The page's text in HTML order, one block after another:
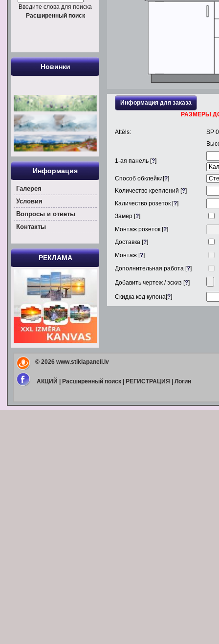
Информация для заказа
РАЗМЕРЫ
Attēls:
SP
1-ая панель [?]
Способ обклейки[?]
Kоличество креплений [?]
Каличество розеток [?]
Замер [?]
Монтаж розеток [?]
Доставка [?]
Монтаж [?]
Дополнительная работа [?]
Добавить чертеж / эскиз [?]
Скидка код купона[?]
Введите слова для поиска
Расширенный поиск
Новинки
Информация
Галерея
Условия
Вoпросы и ответы
Контакты
РЕКЛАМА
© 2026 www.stiklapaneli.lv
АКЦИЙ Расширенный поиск| РЕГИСТРАЦИЯ Логин